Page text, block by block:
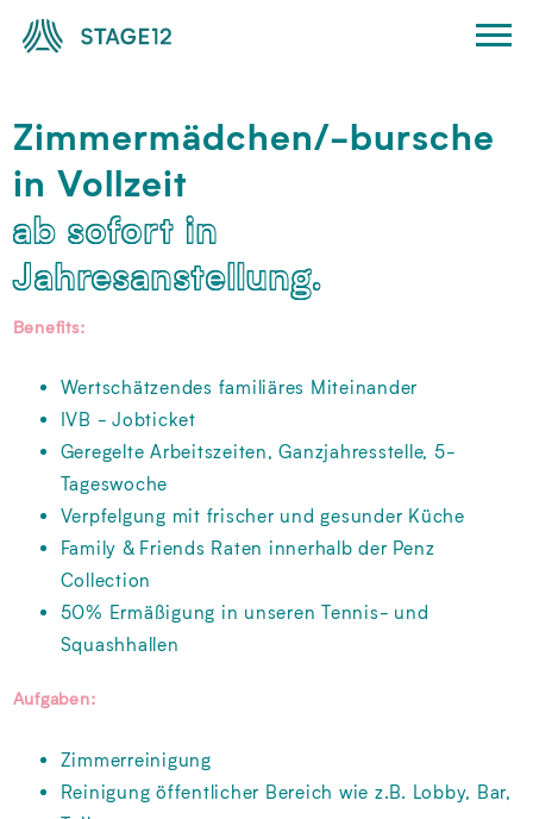
Zimmermädchen/-bursche
in Vollzeit
ab sofort in
Jahresanstellung.
Benefits:
Wertschätzendes familiäres Miteinander
IVB - Jobticket
Geregelte Arbeitszeiten, Ganzjahresstelle, 5-
Tageswoche
Verpfelgung mit frischer und gesunder Küche
Family & Friends Raten innerhalb der Penz
Collection
50% Ermäßigung in unseren Tennis- und
Squashhallen
Aufgaben:
Zimmerreinigung
Reinigung öffentlicher Bereich wie z.B. Lobby, Bar,